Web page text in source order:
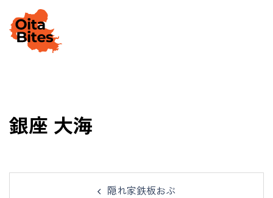
content
銀座 大海
Post
隠れ家鉄板おぶ